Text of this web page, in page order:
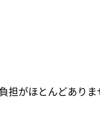
担がほとんどあり